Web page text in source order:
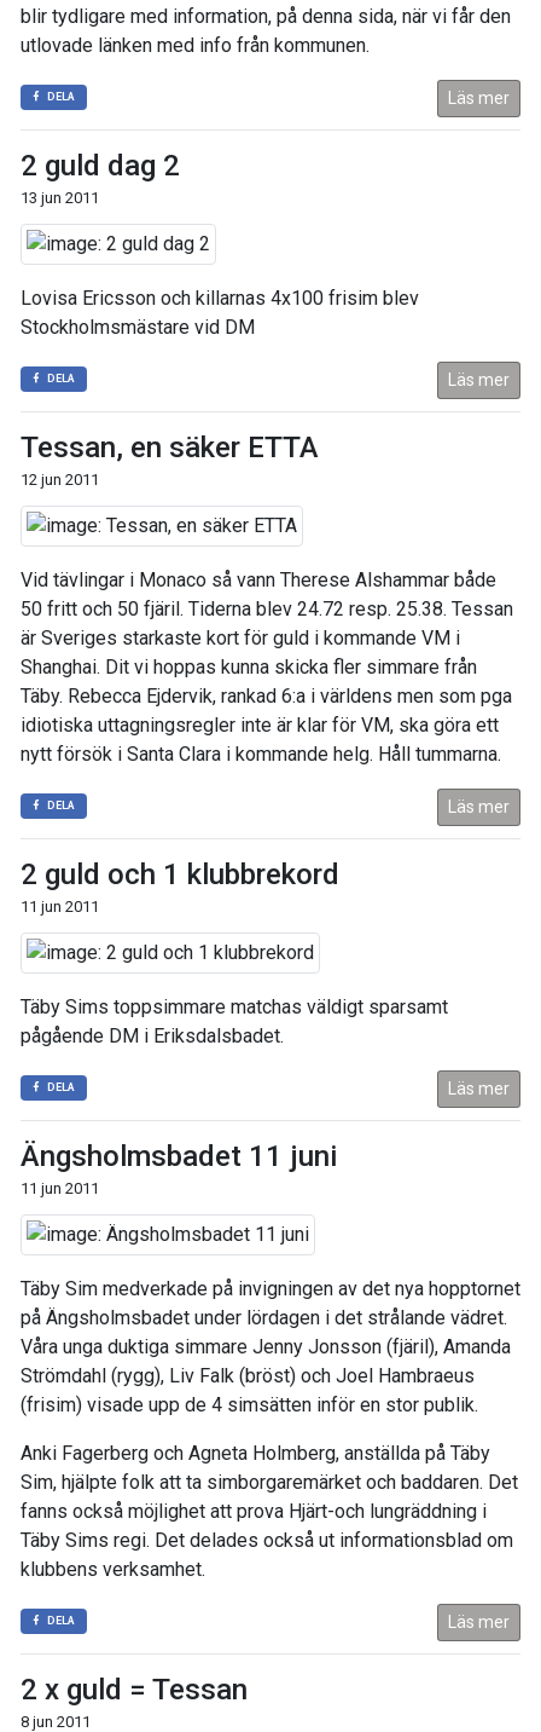
blir tydligare med information, på denna sida, när vi får den
utlovade länken med info från kommunen.
DELA Läs mer
2 guld dag 2
13 jun 2011
Lovisa Ericsson och killarnas 4x100 frisim blev
Stockholmsmästare vid DM
DELA Läs mer
Tessan, en säker ETTA
12 jun 2011
Vid tävlingar i Monaco så vann Therese Alshammar både
50 fritt och 50 fjäril. Tiderna blev 24.72 resp. 25.38. Tessan
är Sveriges starkaste kort för guld i kommande VM i
Shanghai. Dit vi hoppas kunna skicka fler simmare från
Täby. Rebecca Ejdervik, rankad 6:a i världens men som pga
idiotiska uttagningsregler inte är klar för VM, ska göra ett
nytt försök i Santa Clara i kommande helg. Håll tummarna.
DELA Läs mer
2 guld och 1 klubbrekord
11 jun 2011
Täby Sims toppsimmare matchas väldigt sparsamt
pågående DM i Eriksdalsbadet.
DELA Läs mer
Ängsholmsbadet 11 juni
11 jun 2011
Täby Sim medverkade på invigningen av det nya hopptornet
på Ängsholmsbadet under lördagen i det strålande vädret.
Våra unga duktiga simmare Jenny Jonsson (fjäril), Amanda
Strömdahl (rygg), Liv Falk (bröst) och Joel Hambraeus
(frisim) visade upp de 4 simsätten inför en stor publik.
Anki Fagerberg och Agneta Holmberg, anställda på Täby
Sim, hjälpte folk att ta simborgaremärket och baddaren. Det
fanns också möjlighet att prova Hjärt-och lungräddning i
Täby Sims regi. Det delades också ut informationsblad om
klubbens verksamhet.
DELA Läs mer
2 x guld = Tessan
8 jun 2011